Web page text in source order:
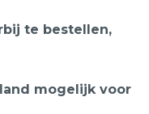
te bestellen,
mogelijk voor